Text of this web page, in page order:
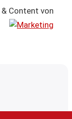
Content von